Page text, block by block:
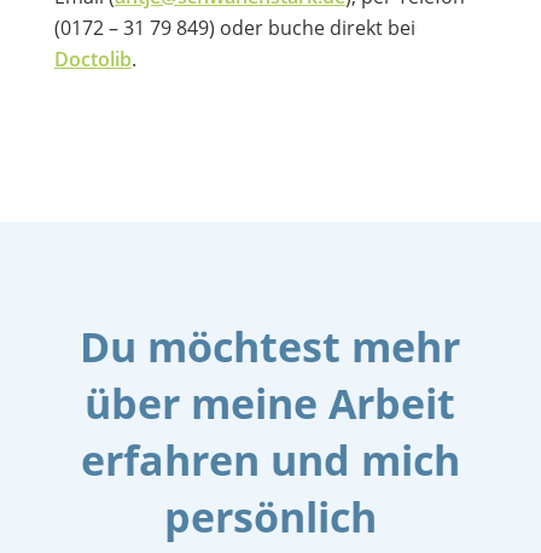
(0172 – 31 79 849) oder buche direkt bei
Doctolib.
Du möchtest mehr
über meine Arbeit
erfahren und mich
persönlich